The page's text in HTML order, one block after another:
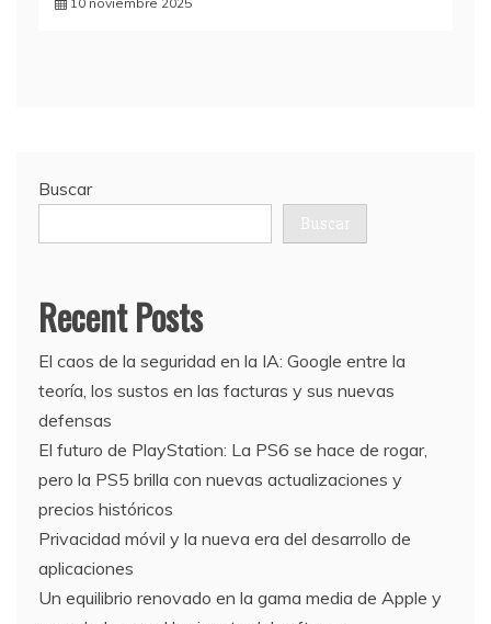
Buscar
Buscar
Recent Posts
El caos de la seguridad en la IA: Google entre la
teoría, los sustos en las facturas y sus nuevas
defensas
El futuro de PlayStation: La PS6 se hace de rogar,
pero la PS5 brilla con nuevas actualizaciones y
precios históricos
Privacidad móvil y la nueva era del desarrollo de
aplicaciones
Un equilibrio renovado en la gama media de Apple y